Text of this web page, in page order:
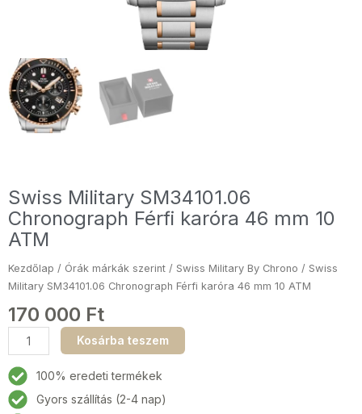
Swiss Military SM34101.06
Chronograph Férfi karóra 46 mm 10
ATM
Kezdőlap / Órák márkák szerint / Swiss Military By Chrono / Swiss
Military SM34101.06 Chronograph Férfi karóra 46 mm 10 ATM
170 000 Ft
Swiss
Military
SM34101.06
Chronograph
Férfi
Kosárba teszem
100% eredeti termékek
Gyors szállítás (2-4 nap)